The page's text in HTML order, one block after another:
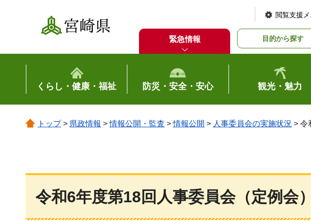
宮崎県
閲覧支援
緊急情報 目的から探す
くらし・健康・福祉 防災・安全・安心 観光・魅力
トップ> 県政情報 >情報公開・監査 >情報公開 > 人事委員会の実施状況 > 令
令和6年度第18回人事委員会（定例会